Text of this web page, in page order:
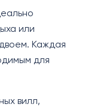
или
Каждая
для
вилл,